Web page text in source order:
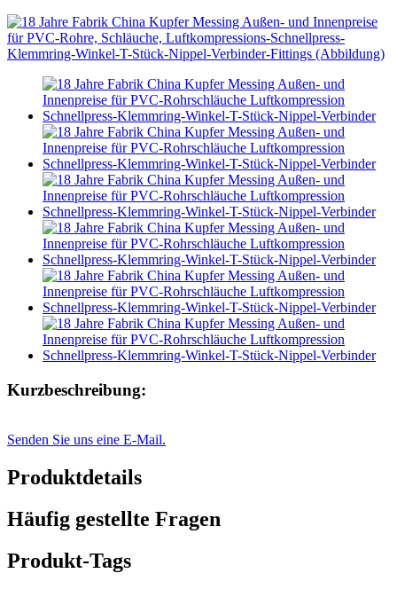
Kurzbeschreibung:
Senden Sie uns eine E-Mail.
Produktdetails
Häufig gestellte Fragen
Produkt-Tags